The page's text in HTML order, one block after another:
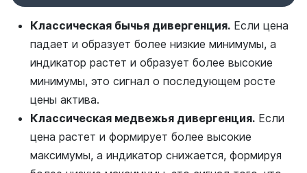
Классическая бычья дивергенция. Если цена
падает и образует более низкие минимумы, а
индикатор растет и образует более высокие
минимумы, это сигнал о последующем росте
цены актива.
Классическая медвежья дивергенция. Если
цена растет и формирует более высокие
максимумы, а индикатор снижается, формируя